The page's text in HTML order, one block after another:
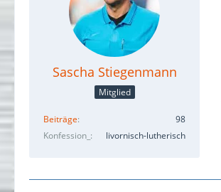
Sascha Stiegenmann
Mitglied
Beiträge
98
Konfession_
livornisch-lutherisch